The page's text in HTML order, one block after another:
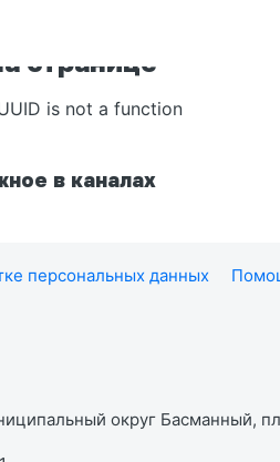
странице
is not a function
в каналах
персональных данных
округ Басманный,